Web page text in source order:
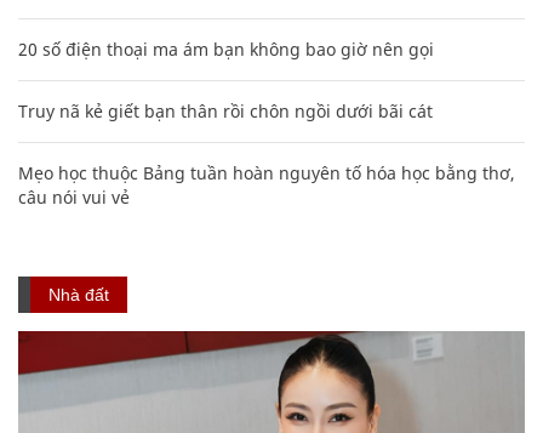
20 số điện thoại ma ám bạn không bao giờ nên gọi
Truy nã kẻ giết bạn thân rồi chôn ngồi dưới bãi cát
Mẹo học thuộc Bảng tuần hoàn nguyên tố hóa học bằng thơ,
câu nói vui vẻ
Nhà đất